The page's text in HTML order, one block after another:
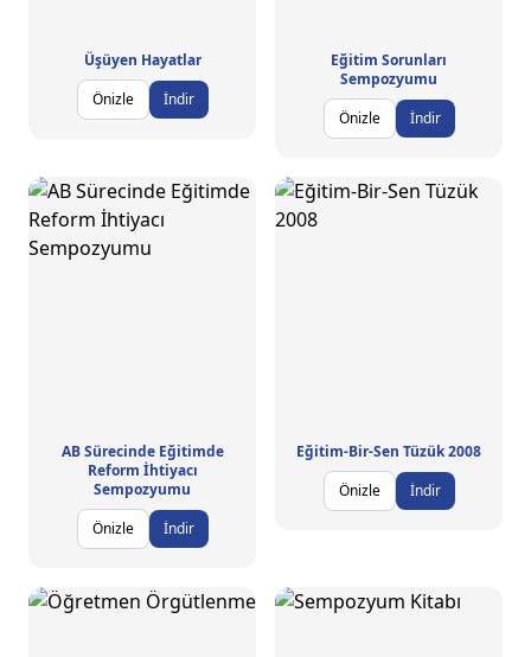
Üşüyen Hayatlar
Önizle
İndir
Eğitim Sorunları
Sempozyumu
Önizle
İndir
AB Sürecinde Eğitimde
Reform İhtiyacı
Sempozyumu
Önizle
İndir
Eğitim-Bir-Sen Tüzük 2008
Önizle
İndir